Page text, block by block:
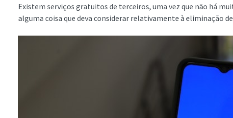
Existem serviços gratuitos de terceiros, uma vez que não há
alguma coisa que deva considerar relativamente à eliminação